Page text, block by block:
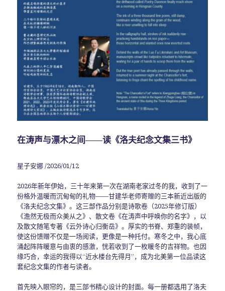
在涛声与漂木之间——读《洛夫纪念文集三书》
星子安娜 /2026/01/12
2026年新年伊始，三十年来第一次在湖南老家过冬的我，收到了一
份格外温暖而沉甸甸的礼物——甘建华老师寄赠的三本新近出版的
《洛夫纪念文集》。这三部作品分别是诗歌卷（2025年修订版）
《澹然无极而众美从之》、散文卷《在涛声中呼唤你的名字》，以
及散文随笔专著《云外诗心归衡岳》。厚实的书脊、郑重的装帧，
使这份馈赠不仅是一场阅读，更像是一种托付。寒冬之中，我心底
涌起阵阵暖意与由衷的感激，恍若收到了一枚暖冬的吉祥物。也因
缘巧合，幸运的我得以“近水楼台先得月”，成为北美第一位品读这
套纪念文集的作者与读者。
首先映入眼帘的，是三部书精心设计的封面。每一册都选用了洛夫